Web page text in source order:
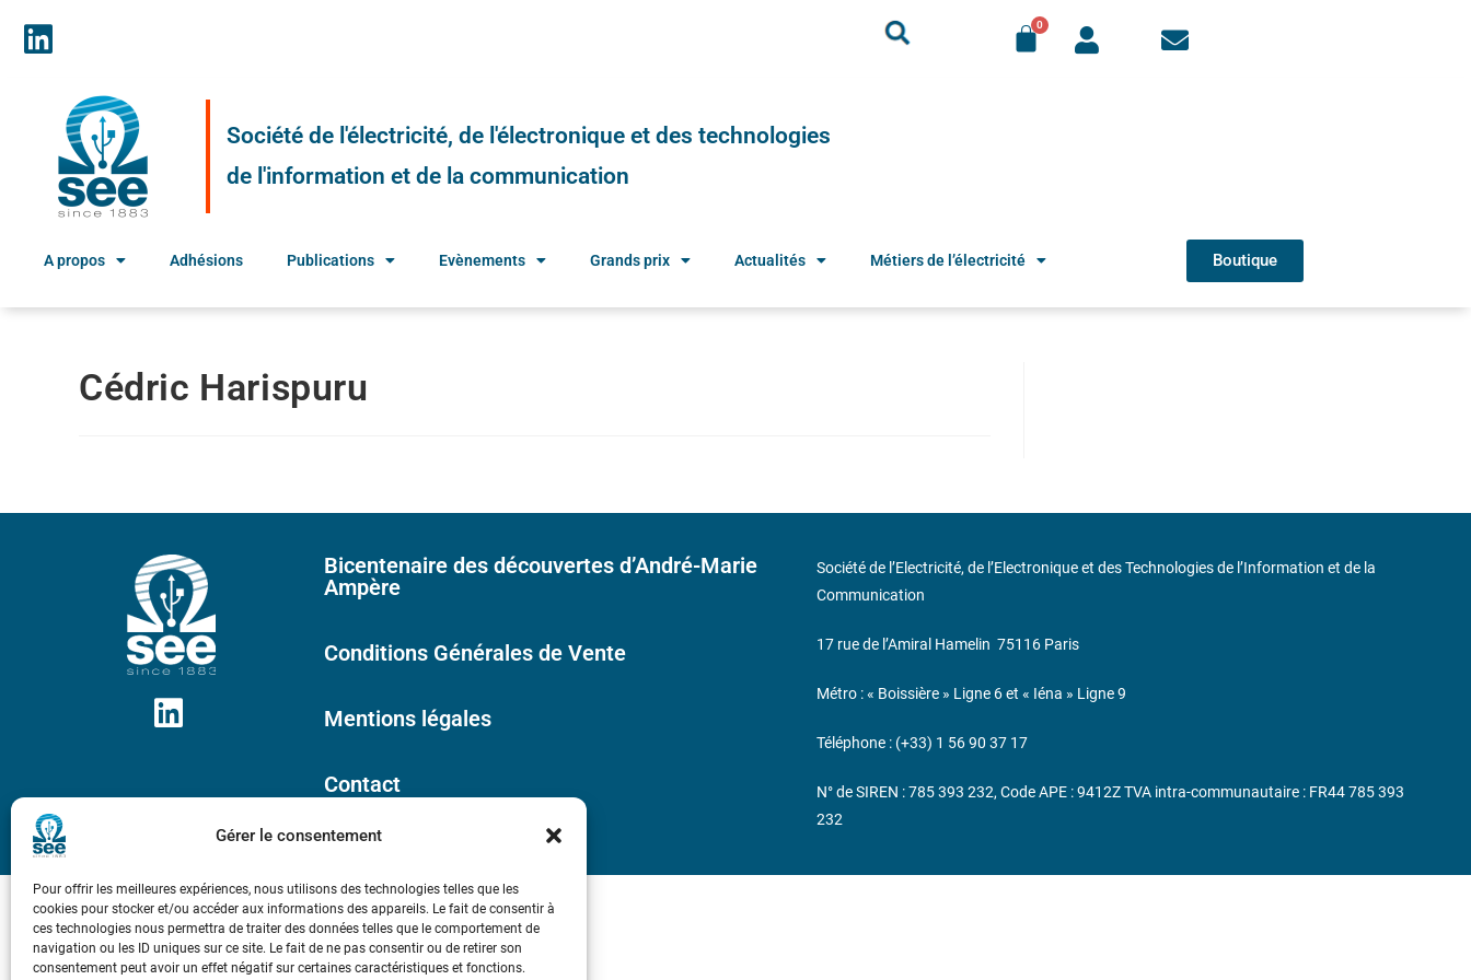
Gérer le consentement
Pour offrir les meilleures expériences, nous utilisons des technologies telles que les
cookies pour stocker et/ou accéder aux informations des appareils. Le fait de consentir à
ces technologies nous permettra de traiter des données telles que le comportement de
navigation ou les ID uniques sur ce site. Le fait de ne pas consentir ou de retirer son
consentement peut avoir un effet négatif sur certaines caractéristiques et fonctions.
Société de l'électricité, de l'électronique et des technologies
de l'information et de la communication
A propos Adhésions Publications Evènements Grands prix Actualités Métiers de l’électricité Boutique
Cédric Harispuru
Bicentenaire des découvertes d’André-Marie
Ampère
Conditions Générales de Vente
Mentions légales
Contact
Société de l’Electricité, de l’Electronique et des Technologies de l’Information et de la
Communication
17 rue de l’Amiral Hamelin 75116 Paris
Métro : « Boissière » Ligne 6 et « Iéna » Ligne 9
Téléphone : (+33) 1 56 90 37 17
N° de SIREN : 785 393 232, Code APE : 9412Z TVA intra-communautaire : FR44 785 393
232